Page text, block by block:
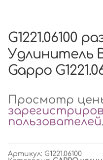
G1221.06100
Удлинитель
Gappo
Просмотр
пользователей.
Артикул: G1221.06100